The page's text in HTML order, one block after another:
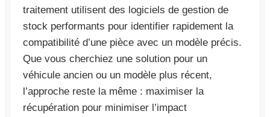
traitement utilisent des logiciels de gestion de
stock performants pour identifier rapidement la
compatibilité d’une pièce avec un modèle précis.
Que vous cherchiez une solution pour un
véhicule ancien ou un modèle plus récent,
l’approche reste la même : maximiser la
récupération pour minimiser l’impact